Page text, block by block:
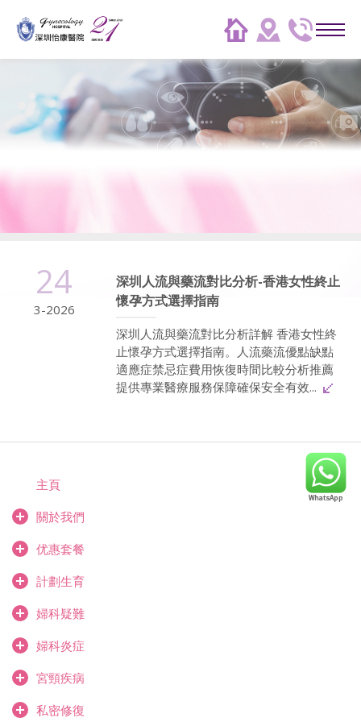
24
3-2026
深圳人流與藥流對比分析-香港女性終止
懷孕方式選擇指南
深圳人流與藥流對比分析詳解 香港女性終
止懷孕方式選擇指南。人流藥流優點缺點
適應症禁忌症費用恢復時間比較分析推薦
提供專業醫療服務保障確保安全有效...
主頁
關於我們
优惠套餐
計劃生育
婦科疑難
婦科炎症
宮頸疾病
私密修復